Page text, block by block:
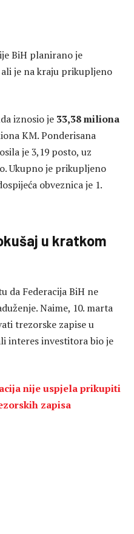
BiH planirano je
je na kraju prikupljeno
iznosio je 33,38 miliona
KM. Ponderisana
je 3,19 posto, uz
Ukupno je prikupljeno
obveznica je 1.
u kratkom
da Federacija BiH ne
Naime, 10. marta
trezorske zapise u
interes investitora bio je
nije uspjela prikupiti
zapisa